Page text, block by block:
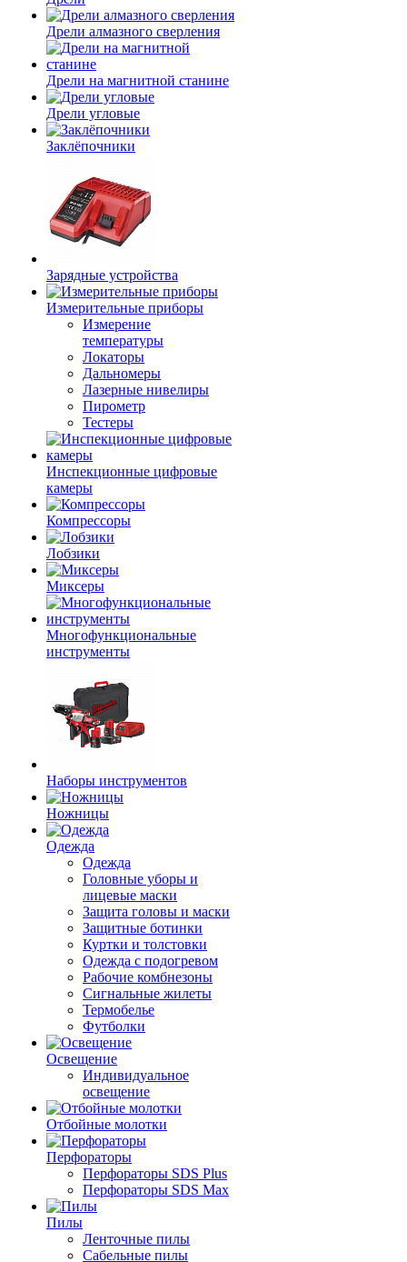
Дрели алмазного сверления
Дрели на магнитной станине
Дрели угловые
Заклёпочники
Зарядные устройства
Измерительные приборы
Измерение
температуры
Локаторы
Дальномеры
Лазерные нивелиры
Пирометр
Тестеры
Инспекционные цифровые
камеры
Компрессоры
Лобзики
Миксеры
Многофункциональные
инструменты
Наборы инструментов
Ножницы
Одежда
Одежда
Головные уборы и
лицевые маски
Защита головы и маски
Защитные ботинки
Куртки и толстовки
Одежда с подогревом
Рабочие комбнезоны
Сигнальные жилеты
Термобелье
Футболки
Освещение
Индивидуальное
освещение
Отбойные молотки
Перфораторы
Перфораторы SDS Plus
Перфораторы SDS Max
Пилы
Ленточные пилы
Сабельные пилы